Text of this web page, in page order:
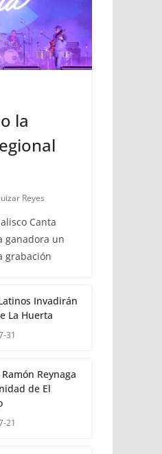
la
Reyes
Canta
ganadora un
grabación
Invadirán
La Huerta
31
Reynaga
de El
21